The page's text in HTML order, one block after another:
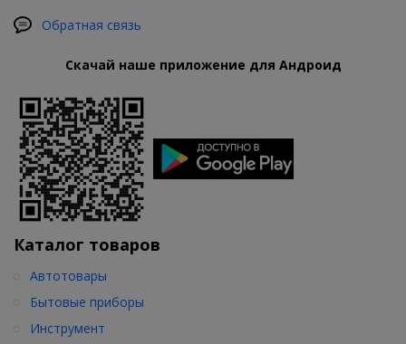
Обратная связь
Скачай наше приложение для Андроид
Каталог товаров
Автотовары
Бытовые приборы
Инструмент